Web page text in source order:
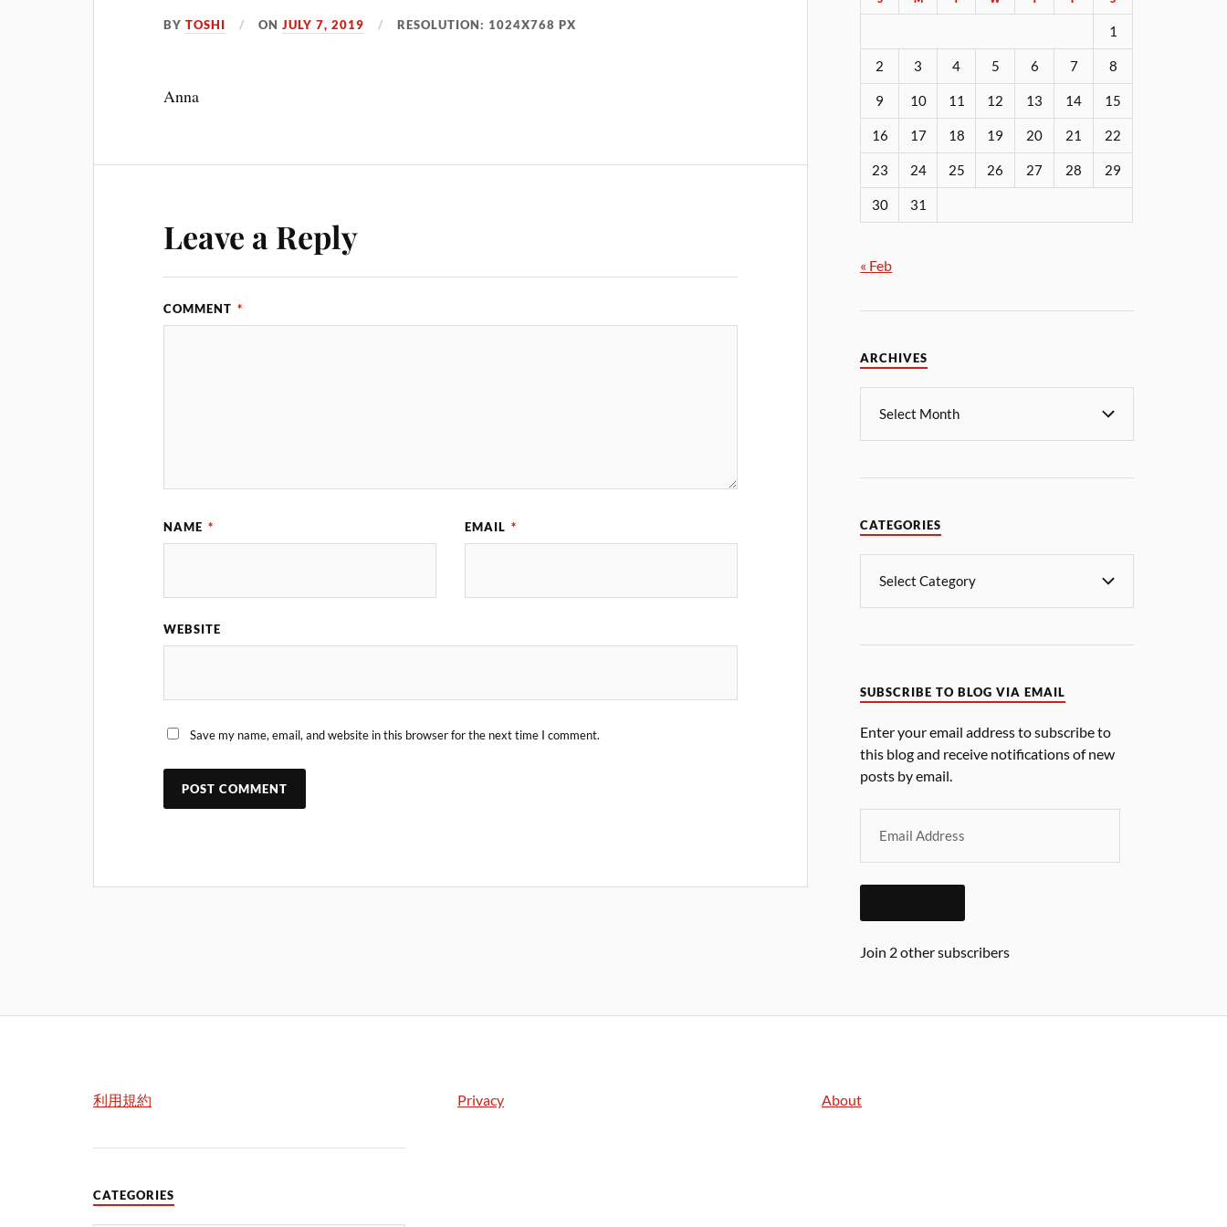
BYTOSHI ONJULY 7, 2019 RESOLUTION: 1024X768 PX
Anna
Leave a Reply
COMMENT *
NAME * EMAIL *
WEBSITE
Save my name, email, and website in this browser for the next time I comment.
1
2 3 4 5 6 7 8
9 10 11 12 13 14 15
16 17 18 19 20 21 22
23 24 25 26 27 28 29
30 31
« Feb
ARCHIVES
CATEGORIES
SUBSCRIBE TO BLOG VIA EMAIL
Enter your email address to subscribe to
this blog and receive notifications of new
posts by email.
Join 2 other subscribers
利用規約
CATEGORIES
Privacy About